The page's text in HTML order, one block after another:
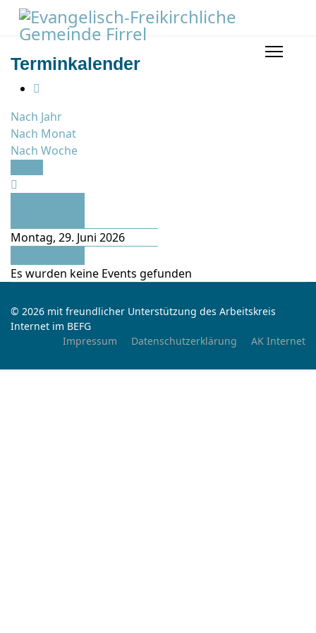
Terminkalender
Nach Jahr
Nach Monat
Nach Woche
Montag, 29. Juni 2026
Es wurden keine Events gefunden
© 2026 mit freundlicher Unterstützung des Arbeitskreis
Internet im BEFG
Impressum
Datenschutzerklärung AK Internet